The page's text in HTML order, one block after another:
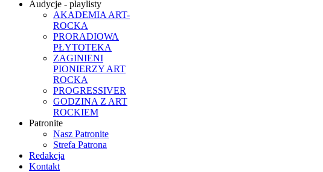
Audycje - playlisty
AKADEMIA ART-
ROCKA
PRORADIOWA
PŁYTOTEKA
ZAGINIENI
PIONIERZY ART
ROCKA
PROGRESSIVER
GODZINA Z ART
ROCKIEM
Patronite
Nasz Patronite
Strefa Patrona
Redakcja
Kontakt